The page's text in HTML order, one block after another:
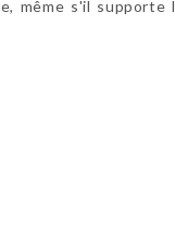
même s'il supporte